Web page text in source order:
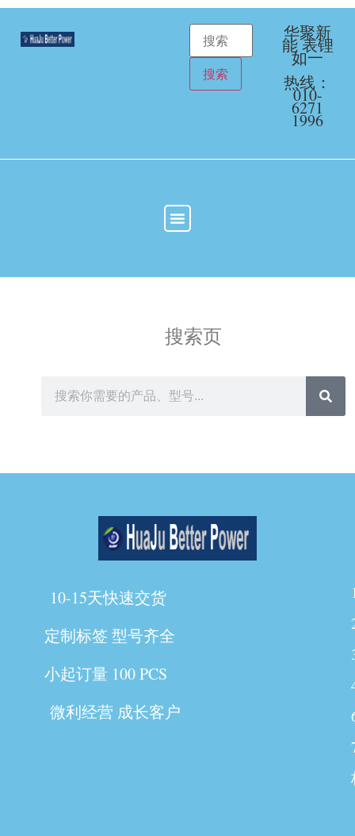
华聚新
能 表锂
如一
热线：
010-
6271
1996
搜索页
10-15天快速交货
定制标签 型号齐全
小起订量 100 PCS
微利经营 成长客户